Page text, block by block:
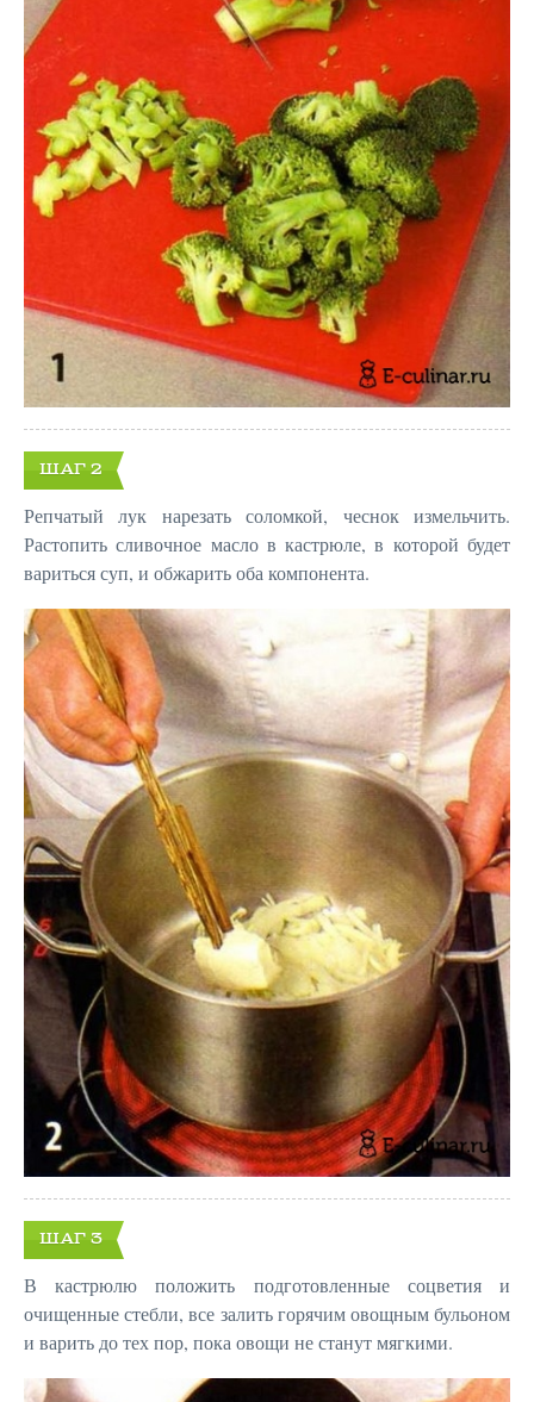
ШАГ 2
Репчатый лук нарезать соломкой, чеснок измельчить.
Растопить сливочное масло в кастрюле, в которой будет
вариться суп, и обжарить оба компонента.
ШАГ 3
В кастрюлю положить подготовленные соцветия и
очищенные стебли, все залить горячим овощным бульоном
и варить до тех пор, пока овощи не станут мягкими.